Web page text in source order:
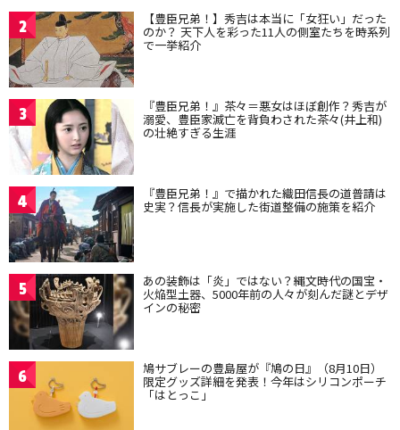
2 【豊臣兄弟！】秀吉は本当に「女狂い」だった
のか？ 天下人を彩った11人の側室たちを時系列
で一挙紹介
3 『豊臣兄弟！』茶々＝悪女はほぼ創作？秀吉が
溺愛、豊臣家滅亡を背負わされた茶々(井上和)
の壮絶すぎる生涯
4 『豊臣兄弟！』で描かれた織田信長の道普請は
史実？信長が実施した街道整備の施策を紹介
5 あの装飾は「炎」ではない？縄文時代の国宝・
火焔型土器、5000年前の人々が刻んだ謎とデザ
インの秘密
6 鳩サブレーの豊島屋が『鳩の日』（8月10日）
限定グッズ詳細を発表！今年はシリコンポーチ
「はとっこ」